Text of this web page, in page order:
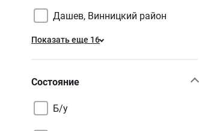
Дашев, Винницкий район
Показать еще 16
Состояние
Б/у